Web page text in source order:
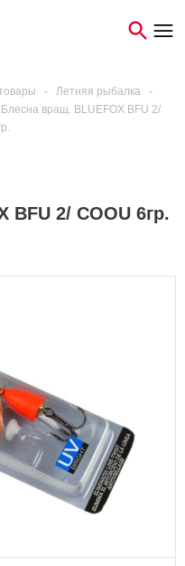
- Летняя рыбалка
-
Блесна вращ. BLUEFOX BFU 2/
BFU 2/ COOU 6гр.